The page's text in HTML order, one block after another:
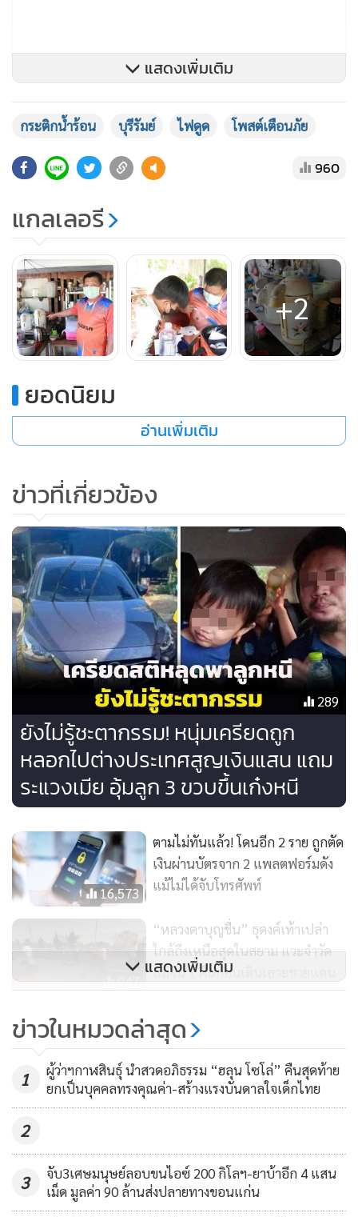
เจ้าตัวจึงใช้วิธีเปิดฝาด้านบนกระติกน้ำร้อนแล้วใช้แก้วพลาสติก
ตักน้ำร้อนในกระติกเพื่อจะเอาไปชงกาแฟ แต่ขณะจะเอาแก้วที่
ตักน้ำในกระติกน้ำร้อนแล้วออกมามือเกิดพลาดไปโดนขอบสเต
นเลสของกระติกน้ำร้อนไฟฟ้า จึงทำให้ไฟดูดจึงรีบกระชากมือ
ออก ทำให้น้ำร้อนที่อยู่ในแก้วสาดมาโดนศีรษะ ใบหน้า และไหล
อาบหน้าท้อง
"ตอนนั้นตกใจมากทำอะไรไม่ถูกทั้งแสบร้อนบริเวณที่ถูกน้ำร้อน
ลวก พอตั้งสติได้ก็รีบถอดปลั๊กกระติกน้ำร้อนออก" นายคำนวณ
กล่าว และว่า
แสดงเพิ่มเติม
กระติกน้ำร้อน บุรีรัมย์ ไฟดูด โพสต์เตือนภัย
960
แกลเลอรี
+2
ยอดนิยม
อ่านเพิ่มเติม
ข่าวที่เกี่ยวข้อง
289
ยังไม่รู้ชะตากรรม! หนุ่มเครียดถูก
หลอกไปต่างประเทศสูญเงินแสน แถม
ระแวงเมีย อุ้มลูก 3 ขวบขึ้นเก๋งหนี
16,573
ตามไม่ทันแล้ว! โดนอีก 2 ราย ถูกตัด
เงินผ่านบัตรจาก 2 แพลตฟอร์มดัง
แม้ไม่ได้จับโทรศัพท์
947
“หลวงตาบุญชื่น” ธุดงค์เท้าเปล่า
ใกล้ถึงเหนือสุดในสยาม แวะจำวัด
แม่จัน 1 คืนก่อนเดินเลาะชายแดน
1,749
พัฒนาธุรกิจ" หลอกขอข้อมูล โชคดี
รู้ทันขอดูบัตรกลับโดนขู่จะแจ้งความ
แสดงเพิ่มเติม
ข่าวในหมวดล่าสุด
1
ผู้ว่าฯกาฬสินธุ์ นำสวดอภิธรรม “ฮลุน โซโล่” คืนสุดท้าย
ยกเป็นบุคคลทรงคุณค่า-สร้างแรงบันดาลใจเด็กไทย
2
3
จับ3เศษมนุษย์ลอบขนไอซ์ 200 กิโลฯ-ยาบ้าอีก 4 แสน
เม็ด มูลค่า 90 ล้านส่งปลายทางขอนแก่น